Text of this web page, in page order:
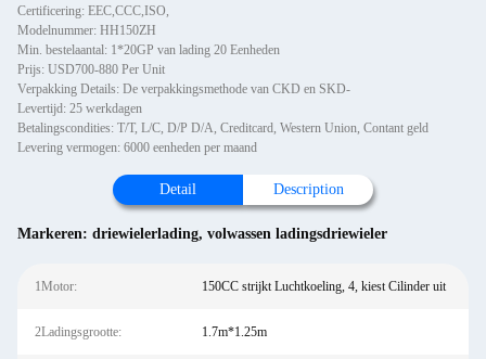
Certificering: EEC,CCC,ISO,
Modelnummer: HH150ZH
Min. bestelaantal: 1*20GP van lading 20 Eenheden
Prijs: USD700-880 Per Unit
Verpakking Details: De verpakkingsmethode van CKD en SKD-
Levertijd: 25 werkdagen
Betalingscondities: T/T, L/C, D/P D/A, Creditcard, Western Union, Contant geld
Levering vermogen: 6000 eenheden per maand
Detail Description
Markeren: driewielerlading, volwassen ladingsdriewieler
1Motor: 150CC strijkt Luchtkoeling, 4, kiest Cilinder uit
2Ladingsgrootte: 1.7m*1.25m